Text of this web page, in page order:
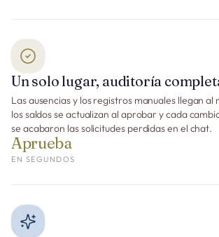
Un solo lugar, auditoría
Las ausencias y los registros manuales llegan
los saldos se actualizan al aprobar y cada
se acabaron las solicitudes perdidas en el chat.
Aprueba
EN SEGUNDOS